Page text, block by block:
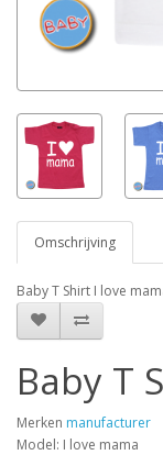
Omschrijving
Baby T Shirt I love
Baby T
Merken manufacturer
Model: I love mama